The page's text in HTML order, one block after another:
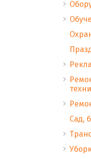
Сад,